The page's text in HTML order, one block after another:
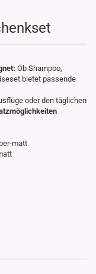
Ob Shampoo,
bietet passende
oder den täglichen
matt